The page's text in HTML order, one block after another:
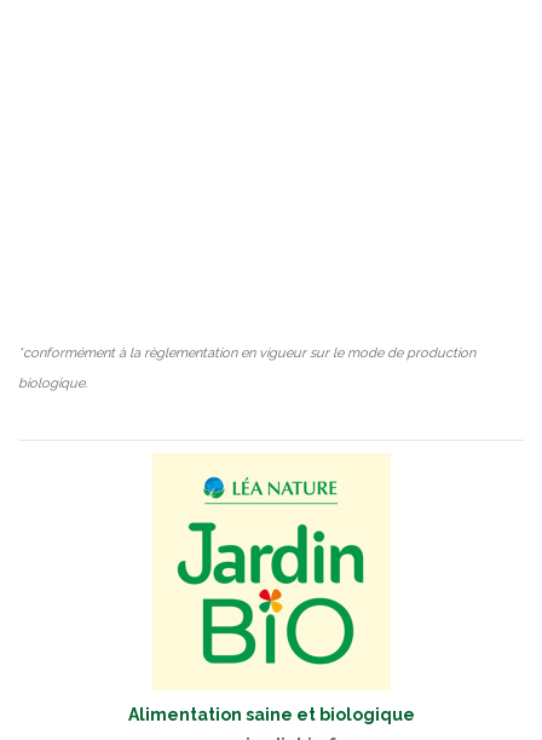
*conformément à la règlementation en vigueur sur le mode de production
biologique.
Alimentation saine et biologique